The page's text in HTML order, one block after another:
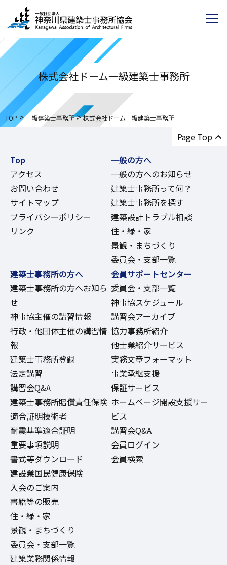
株式会社ドーム一級建築士事務所
TOP >一級建築士事務所>株式会社ドーム一級建築士事務所
Page Top
Top
アクセス
お問い合わせ
サイトマップ
プライバシーポリシー
リンク
一般の方へ
一般の方へのお知らせ
建築士事務所って何？
建築士事務所を探す
建築設計トラブル相談
住・緑・家
景観・まちづくり
委員会・支部一覧
建築士事務所の方へ
建築士事務所の方へお知ら
せ
神事協主催の講習情報
行政・他団体主催の講習情
報
建築士事務所登録
法定講習
講習会Q&A
建築士事務所賠償責任保険
適合証明技術者
耐震基準適合証明
重要事項説明
書式等ダウンロード
建設業国民健康保険
入会のご案内
書籍等の販売
住・緑・家
景観・まちづくり
委員会・支部一覧
建築業務関係情報
会員サポートセンター
委員会・支部一覧
神事協スケジュール
講習会アーカイブ
協力事務所紹介
他士業紹介サービス
実務文章フォーマット
事業承継支援
保証サービス
ホームページ開設支援サー
ビス
講習会Q&A
会員ログイン
会員検索